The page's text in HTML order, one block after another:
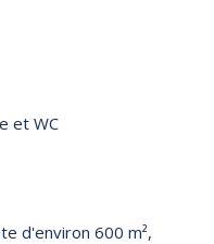
et WC
d'environ 600 m²,